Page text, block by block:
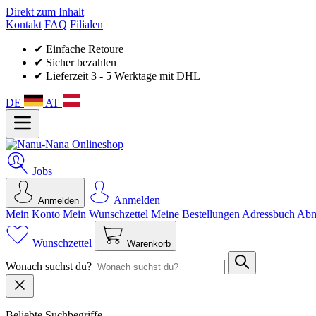
Direkt zum Inhalt
Kontakt FAQ Filialen
✔ Einfache Retoure
✔ Sicher bezahlen
✔ Lieferzeit 3 - 5 Werktage mit DHL
DE AT
Jobs
Anmelden
Anmelden
Mein Konto Mein Wunsch­zettel Meine Bestellungen Adressbuch
Wunschzettel Warenkorb
Wonach suchst du?